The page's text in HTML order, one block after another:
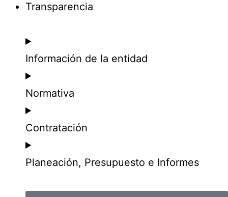
Transparencia
Información de la entidad
Normativa
Contratación
Planeación, Presupuesto e Informes